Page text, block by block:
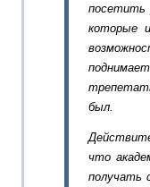
посетить
которые
был.
что
получать